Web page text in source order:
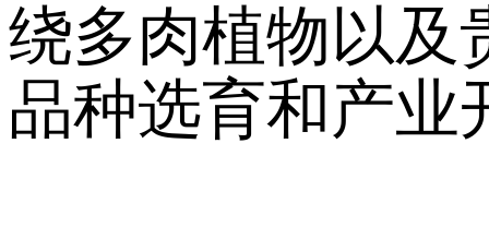
绕多肉植物以及
品种选育和产业